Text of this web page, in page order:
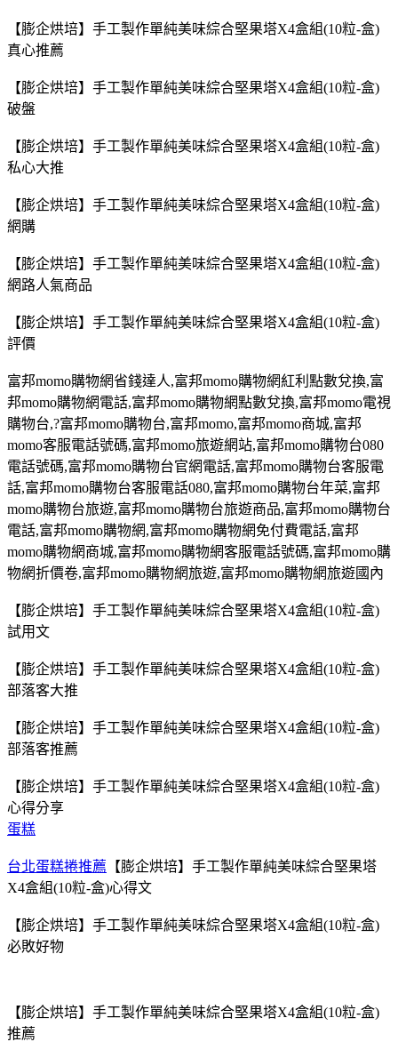
【膨企烘培】手工製作單純美味綜合堅果塔X4盒組(10粒-盒)
真心推薦
【膨企烘培】手工製作單純美味綜合堅果塔X4盒組(10粒-盒)
破盤
【膨企烘培】手工製作單純美味綜合堅果塔X4盒組(10粒-盒)
私心大推
【膨企烘培】手工製作單純美味綜合堅果塔X4盒組(10粒-盒)
網購
【膨企烘培】手工製作單純美味綜合堅果塔X4盒組(10粒-盒)
網路人氣商品
【膨企烘培】手工製作單純美味綜合堅果塔X4盒組(10粒-盒)
評價
富邦momo購物網省錢達人,富邦momo購物網紅利點數兌換,富
邦momo購物網電話,富邦momo購物網點數兌換,富邦momo電視
購物台,?富邦momo購物台,富邦momo,富邦momo商城,富邦
momo客服電話號碼,富邦momo旅遊網站,富邦momo購物台080
電話號碼,富邦momo購物台官網電話,富邦momo購物台客服電
話,富邦momo購物台客服電話080,富邦momo購物台年菜,富邦
momo購物台旅遊,富邦momo購物台旅遊商品,富邦momo購物台
電話,富邦momo購物網,富邦momo購物網免付費電話,富邦
momo購物網商城,富邦momo購物網客服電話號碼,富邦momo購
物網折價卷,富邦momo購物網旅遊,富邦momo購物網旅遊國內
【膨企烘培】手工製作單純美味綜合堅果塔X4盒組(10粒-盒)
試用文
【膨企烘培】手工製作單純美味綜合堅果塔X4盒組(10粒-盒)
部落客大推
【膨企烘培】手工製作單純美味綜合堅果塔X4盒組(10粒-盒)
部落客推薦
【膨企烘培】手工製作單純美味綜合堅果塔X4盒組(10粒-盒)
心得分享
蛋糕
台北蛋糕捲推薦 【膨企烘培】手工製作單純美味綜合堅果塔
X4盒組(10粒-盒)心得文
【膨企烘培】手工製作單純美味綜合堅果塔X4盒組(10粒-盒)
必敗好物
【膨企烘培】手工製作單純美味綜合堅果塔X4盒組(10粒-盒)
推薦